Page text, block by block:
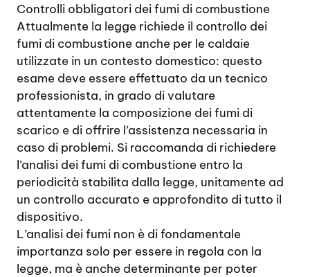
Controlli obbligatori dei fumi di combustione
Attualmente la legge richiede il controllo dei
fumi di combustione anche per le caldaie
utilizzate in un contesto domestico: questo
esame deve essere effettuato da un tecnico
professionista, in grado di valutare
attentamente la composizione dei fumi di
scarico e di offrire l’assistenza necessaria in
caso di problemi. Si raccomanda di richiedere
l’analisi dei fumi di combustione entro la
periodicità stabilita dalla legge, unitamente ad
un controllo accurato e approfondito di tutto il
dispositivo.
L’analisi dei fumi non è di fondamentale
importanza solo per essere in regola con la
legge, ma è anche determinante per poter